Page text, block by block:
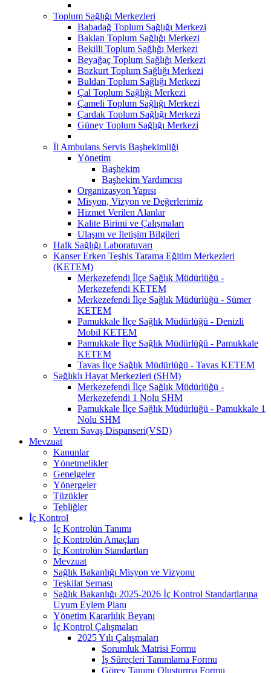
Toplum Sağlığı Merkezleri
Babadağ Toplum Sağlığı Merkezi
Baklan Toplum Sağlığı Merkezi
Bekilli Toplum Sağlığı Merkezi
Beyağaç Toplum Sağlığı Merkezi
Bozkurt Toplum Sağlığı Merkezi
Buldan Toplum Sağlığı Merkezi
Çal Toplum Sağlığı Merkezi
Çameli Toplum Sağlığı Merkezi
Çardak Toplum Sağlığı Merkezi
Güney Toplum Sağlığı Merkezi
İl Ambulans Servis Başhekimliği
Yönetim
Başhekim
Başhekim Yardımcısı
Organizasyon Yapısı
Misyon, Vizyon ve Değerlerimiz
Hizmet Verilen Alanlar
Kalite Birimi ve Çalışmaları
Ulaşım ve İletişim Bilgileri
Halk Sağlığı Laboratuvarı
Kanser Erken Teşhis Tarama Eğitim Merkezleri
(KETEM)
Merkezefendi İlçe Sağlık Müdürlüğü -
Merkezefendi KETEM
Merkezefendi İlçe Sağlık Müdürlüğü - Sümer
KETEM
Pamukkale İlçe Sağlık Müdürlüğü - Denizli
Mobil KETEM
Pamukkale İlçe Sağlık Müdürlüğü - Pamukkale
KETEM
Tavas İlçe Sağlık Müdürlüğü - Tavas KETEM
Sağlıklı Hayat Merkezleri (SHM)
Merkezefendi İlçe Sağlık Müdürlüğü -
Merkezefendi 1 Nolu SHM
Pamukkale İlçe Sağlık Müdürlüğü - Pamukkale 1
Nolu SHM
Verem Savaş Dispanseri(VSD)
Mevzuat
Kanunlar
Yönetmelikler
Genelgeler
Yönergeler
Tüzükler
Tebliğler
İç Kontrol
İç Kontrolün Tanımı
İç Kontrolün Amaçları
İç Kontrolün Standartları
Mevzuat
Sağlık Bakanlığı Misyon ve Vizyonu
Teşkilat Şeması
Sağlık Bakanlığı 2025-2026 İç Kontrol Standartlarına
Uyum Eylem Planı
Yönetim Kararlılık Beyanı
İç Kontrol Çalışmaları
2025 Yılı Çalışmaları
Sorumluk Matrisi Formu
İş Süreçleri Tanımlama Formu
Görev Tanımı Oluşturma Formu